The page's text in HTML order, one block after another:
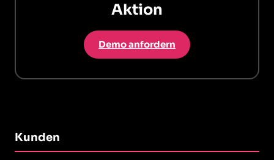
Aktion
Demo anfordern
Kunden